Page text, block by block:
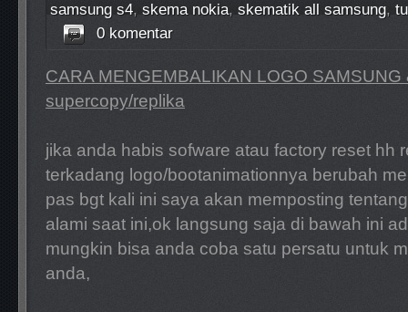
samsung s4, skema nokia, skematik all samsung,
0 komentar
CARA MENGEMBALIKAN LOGO SAMSUNG
supercopy/replika
jika anda habis sofware atau factory reset hh
terkadang logo/bootanimationnya berubah
pas bgt kali ini saya akan memposting
alami saat ini,ok langsung saja di bawah ini
mungkin bisa anda coba satu persatu untuk
anda,